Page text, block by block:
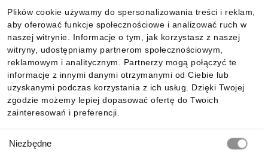
Plików cookie używamy do spersonalizowania treści i reklam,
aby oferować funkcje społecznościowe i analizować ruch w
naszej witrynie. Informacje o tym, jak korzystasz z naszej
witryny, udostępniamy partnerom społecznościowym,
reklamowym i analitycznym. Partnerzy mogą połączyć te
informacje z innymi danymi otrzymanymi od Ciebie lub
uzyskanymi podczas korzystania z ich usług. Dzięki Twojej
zgodzie możemy lepiej dopasować ofertę do Twoich
zainteresowań i preferencji.
zgody
Niezbędne
Informacje
Pobierz naszą aplikację mobilną: